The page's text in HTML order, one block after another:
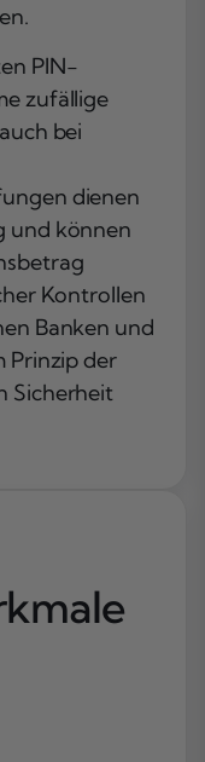
PIN-
zufällige
bei
dienen
und können
Kontrollen
Banken und
Prinzip der
Sicherheit